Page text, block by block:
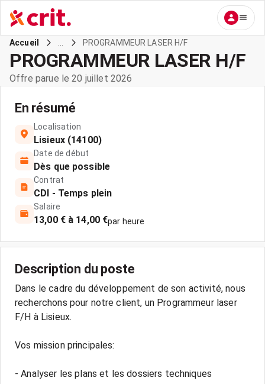
Accueil PROGRAMMEUR LASER H/F
PROGRAMMEUR LASER H/F
Offre parue le 20 juillet 2026
En résumé
Localisation
Lisieux (14100)
Date de début
Dès que possible
Contrat
CDI - Temps plein
Salaire
13,00 € à 14,00 €par heure
Description du poste
Dans le cadre du développement de son activité, nous
recherchons pour notre client, un Programmeur laser
F/H à Lisieux.
Vos mission principales:
- Analyser les plans et les dossiers techniques